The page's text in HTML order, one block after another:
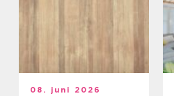
08. juni 2026